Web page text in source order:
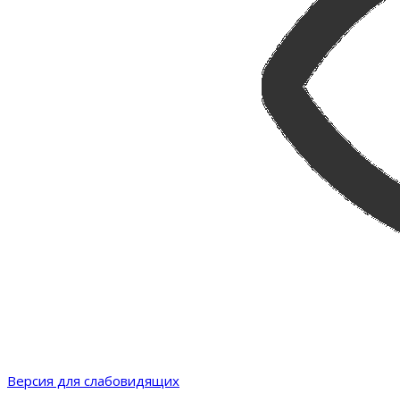
Версия для слабовидящих